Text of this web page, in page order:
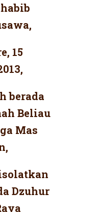
15
berada
Beliau
Mas
Dzuhur